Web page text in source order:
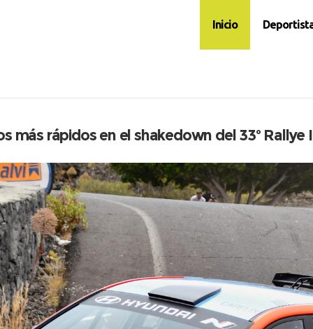
Inicio
más rápidos en el shakedown del 33º